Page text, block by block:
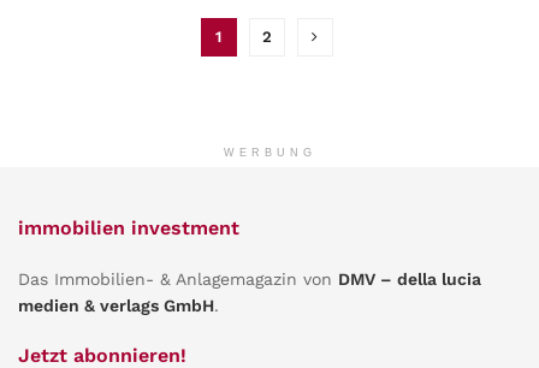
1 2
WERBUNG
immobilien investment
Das Immobilien- & Anlagemagazin von DMV – della lucia
medien & verlags GmbH.
Jetzt abonnieren!